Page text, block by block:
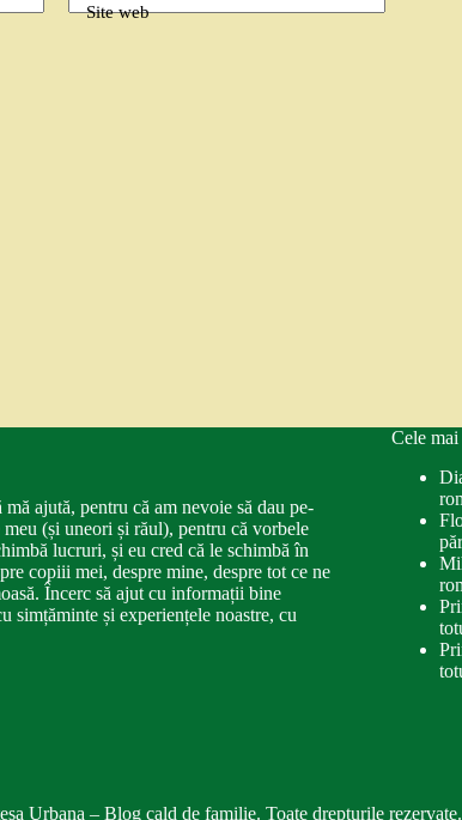
Site web
mă ajută, pentru că am nevoie să dau pe-
(și uneori și răul), pentru că vorbele
lucruri, și eu cred că le schimbă în
copiii mei, despre mine, despre tot ce ne
Încerc să ajut cu informații bine
simțăminte și experiențele noastre, cu
Cele mai
Urbana – Blog cald de familie. Toate drepturile rezervate.